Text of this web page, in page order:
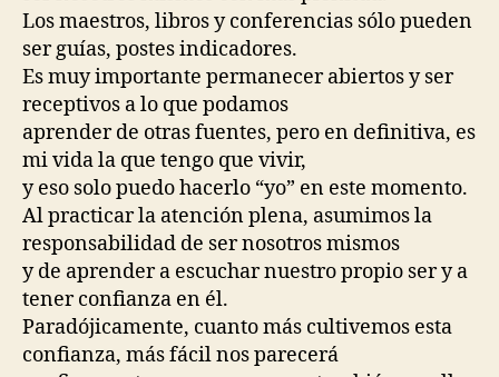
Los maestros, libros y conferencias sólo pueden
ser guías, postes indicadores.
Es muy importante permanecer abiertos y ser
receptivos a lo que podamos
aprender de otras fuentes, pero en definitiva, es
mi vida la que tengo que vivir,
y eso solo puedo hacerlo “yo” en este momento.
Al practicar la atención plena, asumimos la
responsabilidad de ser nosotros mismos
y de aprender a escuchar nuestro propio ser y a
tener confianza en él.
Paradójicamente, cuanto más cultivemos esta
confianza, más fácil nos parecerá